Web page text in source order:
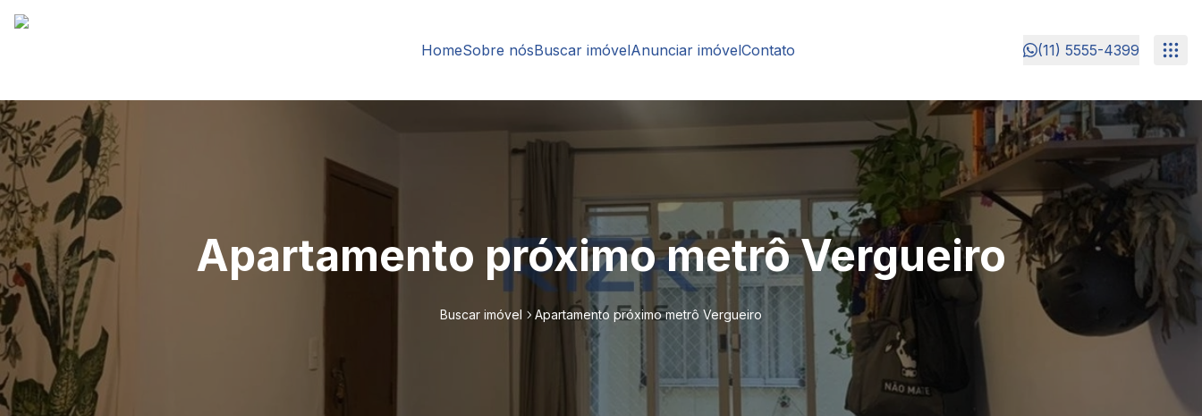
HomeSobre nósBuscar imóvelAnunciar imóvelContato (11) 5555-4399
Apartamento próximo metrô Vergueiro
Buscar imóvel Apartamento próximo metrô Vergueiro